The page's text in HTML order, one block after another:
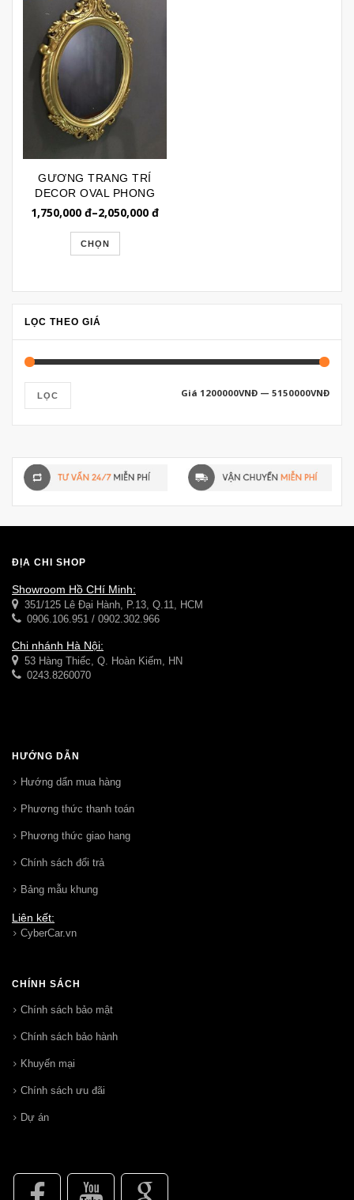
GƯƠNG TRANG TRÍ
DECOR OVAL PHONG
CÁCH TÂN CỔ ĐIỂN
1,750,000 đ–2,050,000 đ
CHỌN
LỌC THEO GIÁ
LỌC Giá 1200000VNĐ — 5150000VNĐ
ĐỊA CHỈ SHOP
Showroom Hồ CHí Minh:
351/125 Lê Đại Hành, P.13, Q.11, HCM
0906.106.951 / 0902.302.966
Chi nhánh Hà Nội:
53 Hàng Thiếc, Q. Hoàn Kiếm, HN
0243.8260070
HƯỚNG DẪN
Hướng dẩn mua hàng
Phương thức thanh toán
Phương thức giao hang
Chính sách đổi trả
Bảng mẫu khung
Liên kết:
CyberCar.vn
CHÍNH SÁCH
Chính sách bảo mật
Chính sách bảo hành
Khuyến mại
Chính sách ưu đãi
Dự án